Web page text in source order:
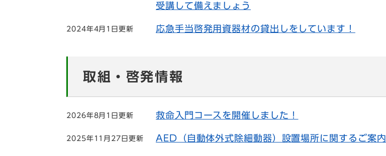
受講して備えましょう
2024年4月1日更新 応急手当啓発用資器材の貸出しをしています！
取組・啓発情報
2026年8月1日更新 救命入門コースを開催しました！
2025年11月27日更新 AED（自動体外式除細動器）設置場所に関するご案内